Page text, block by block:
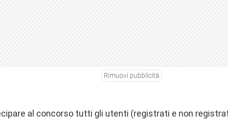
Rimuovi pubblicità
al concorso tutti gli utenti (registrati e non